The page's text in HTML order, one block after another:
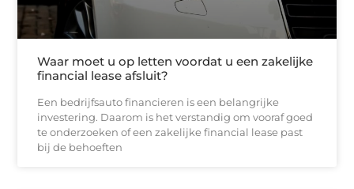
Waar moet u op letten voordat u een zakelijke
financial lease afsluit?
Een bedrijfsauto financieren is een belangrijke
investering. Daarom is het verstandig om vooraf goed
te onderzoeken of een zakelijke financial lease past
bij de behoeften